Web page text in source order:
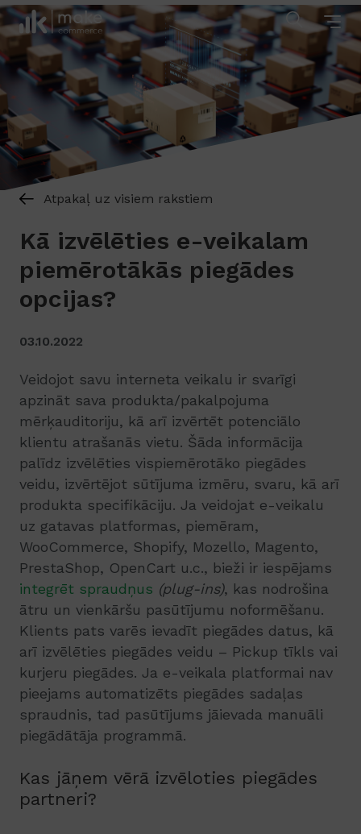
Atpakaļ uz visiem rakstiem
Kā izvēlēties e-veikalam
piemērotākās piegādes
opcijas?
03.10.2022
Veidojot savu interneta veikalu ir svarīgi
apzināt sava produkta/pakalpojuma
mērķauditoriju, kā arī izvērtēt potenciālo
klientu atrašanās vietu. Šāda informācija
palīdz izvēlēties vispiemērotāko piegādes
veidu, izvērtējot sūtījuma izmēru, svaru, kā arī
produkta specifikāciju. Ja veidojat e-veikalu
uz gatavas platformas, piemēram,
WooCommerce, Shopify, Mozello, Magento,
PrestaShop, OpenCart u.c., bieži ir iespējams
integrēt spraudņus (plug-ins), kas nodrošina
ātru un vienkāršu pasūtījumu noformēšanu.
Klients pats varēs ievadīt piegādes datus, kā
arī izvēlēties piegādes veidu – Pickup tīkls vai
kurjeru piegādes. Ja e-veikala platformai nav
pieejams automatizēts piegādes sadaļas
spraudnis, tad pasūtījums jāievada manuāli
piegādātāja programmā.
Kas jāņem vērā izvēloties piegādes
partneri?